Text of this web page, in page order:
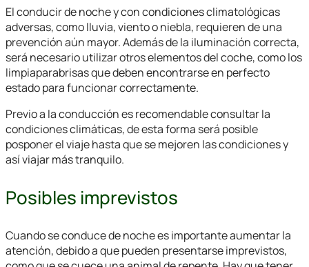
El conducir de noche y con condiciones climatológicas
adversas, como lluvia, viento o niebla, requieren de una
prevención aún mayor. Además de la iluminación correcta,
será necesario utilizar otros elementos del coche, como los
limpiaparabrisas que deben encontrarse en perfecto
estado para funcionar correctamente.
Previo a la conducción es recomendable consultar la
condiciones climáticas, de esta forma será posible
posponer el viaje hasta que se mejoren las condiciones y
así viajar más tranquilo.
Posibles imprevistos
Cuando se conduce de noche es importante aumentar la
atención, debido a que pueden presentarse imprevistos,